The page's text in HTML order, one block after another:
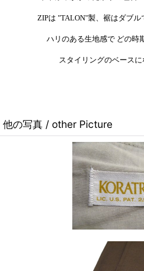
ZIPは "TALON"製、裾はダブル
ハリのある生地感で どの時
スタイリングのベースに
他の写真 / other Picture